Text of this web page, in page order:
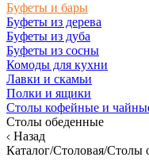
Буфеты и бары
Буфеты из дерева
Буфеты из дуба
Буфеты из сосны
Комоды для кухни
Лавки и скамьи
Полки и ящики
Столы кофейные и
Столы обеденные
Назад
Каталог/Столовая/Столы